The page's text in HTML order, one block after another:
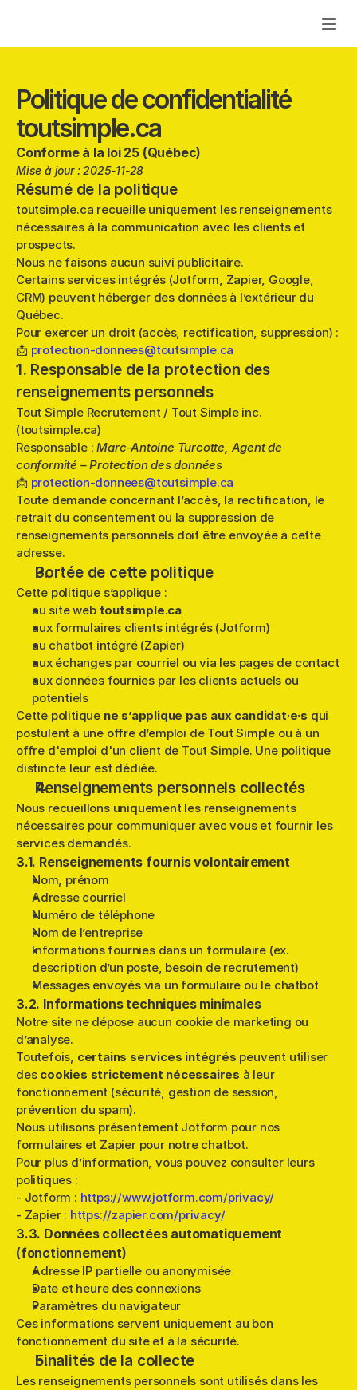
Contact
Demander un appel
Politique de confidentialité
toutsimple.ca
Conforme à la loi 25 (Québec)
Mise à jour : 2025-11-28
Résumé de la politique
toutsimple.ca recueille uniquement les renseignements
nécessaires à la communication avec les clients et
prospects.
Nous ne faisons aucun suivi publicitaire.
Certains services intégrés (Jotform, Zapier, Google,
CRM) peuvent héberger des données à l’extérieur du
Québec.
Pour exercer un droit (accès, rectification, suppression) :
📩 protection-donnees@toutsimple.ca
1. Responsable de la protection des
renseignements personnels
Tout Simple Recrutement / Tout Simple inc.
(toutsimple.ca)
Responsable : Marc-Antoine Turcotte, Agent de
conformité – Protection des données
📩 protection-donnees@toutsimple.ca
Toute demande concernant l’accès, la rectification, le
retrait du consentement ou la suppression de
renseignements personnels doit être envoyée à cette
adresse.
Portée de cette politique
Cette politique s’applique :
au site web toutsimple.ca
aux formulaires clients intégrés (Jotform)
au chatbot intégré (Zapier)
aux échanges par courriel ou via les pages de contact
aux données fournies par les clients actuels ou
potentiels
Cette politique ne s’applique pas aux candidat·e·s qui
postulent à une offre d’emploi de Tout Simple ou à un
offre d'emploi d'un client de Tout Simple. Une politique
distincte leur est dédiée.
Renseignements personnels collectés
Nous recueillons uniquement les renseignements
nécessaires pour communiquer avec vous et fournir les
services demandés.
3.1. Renseignements fournis volontairement
Nom, prénom
Adresse courriel
Numéro de téléphone
Nom de l’entreprise
Informations fournies dans un formulaire (ex.
description d’un poste, besoin de recrutement)
Messages envoyés via un formulaire ou le chatbot
3.2. Informations techniques minimales
Notre site ne dépose aucun cookie de marketing ou
d’analyse.
Toutefois, certains services intégrés peuvent utiliser
des cookies strictement nécessaires à leur
fonctionnement (sécurité, gestion de session,
prévention du spam).
Nous utilisons présentement Jotform pour nos
formulaires et Zapier pour notre chatbot.
Pour plus d’information, vous pouvez consulter leurs
politiques :
- Jotform : https://www.jotform.com/privacy/
- Zapier : https://zapier.com/privacy/
3.3. Données collectées automatiquement
(fonctionnement)
Adresse IP partielle ou anonymisée
Date et heure des connexions
Paramètres du navigateur
Ces informations servent uniquement au bon
fonctionnement du site et à la sécurité.
Finalités de la collecte
Les renseignements personnels sont utilisés dans les